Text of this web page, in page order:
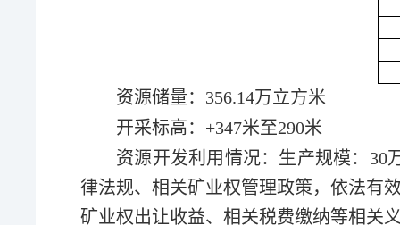
资源储量：356.14万立方米
开采标高：+347米至290米
资源开发利用情况：生产规模：30
律法规、相关矿业权管理政策，依法有
矿业权出让收益、相关税费缴纳等相关